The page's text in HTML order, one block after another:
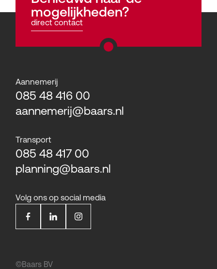
mogelijkheden?
direct contact
Aannemerij
085 48 416 00
aannemerij@baars.nl
Transport
085 48 417 00
planning@baars.nl
Volg ons op social media
©Baars BV